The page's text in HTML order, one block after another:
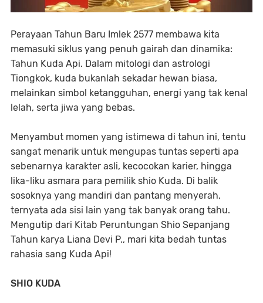
Perayaan Tahun Baru Imlek 2577 membawa kita
memasuki siklus yang penuh gairah dan dinamika:
Tahun Kuda Api. Dalam mitologi dan astrologi
Tiongkok, kuda bukanlah sekadar hewan biasa,
melainkan simbol ketangguhan, energi yang tak kenal
lelah, serta jiwa yang bebas.
​Menyambut momen yang istimewa di tahun ini, tentu
sangat menarik untuk mengupas tuntas seperti apa
sebenarnya karakter asli, kecocokan karier, hingga
lika-liku asmara para pemilik shio Kuda. Di balik
sosoknya yang mandiri dan pantang menyerah,
ternyata ada sisi lain yang tak banyak orang tahu.
Mengutip dari Kitab Peruntungan Shio Sepanjang
Tahun karya Liana Devi P., mari kita bedah tuntas
rahasia sang Kuda Api!
SHIO KUDA